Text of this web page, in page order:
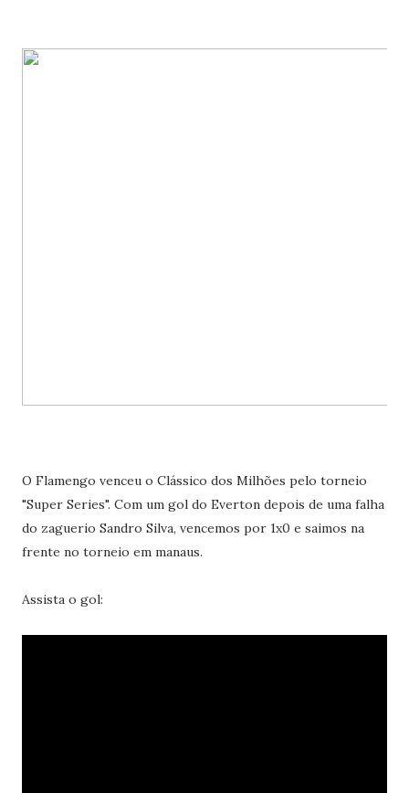
O Flamengo venceu o Clássico dos Milhões pelo torneio
"Super Series". Com um gol do Everton depois de uma falha
do zaguerio Sandro Silva, vencemos por 1x0 e saimos na
frente no torneio em manaus.
Assista o gol: